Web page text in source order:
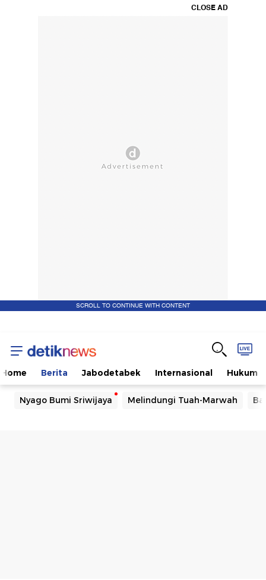
CLOSE AD
SCROLL TO CONTINUE WITH CONTENT
Home Berita Jabodetabek Internasional Hukum
Nyago Bumi Sriwijaya Melindungi Tuah-Marwah